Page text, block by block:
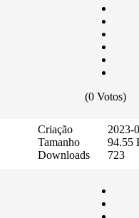
(0 Votos)
Criação
Tamanho
Downloads
2023-
94.55
723